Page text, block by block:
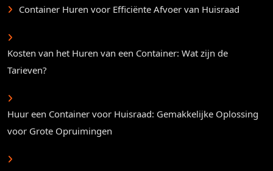
Container Huren voor Efficiënte Afvoer van Huisraad
Kosten van het Huren van een Container: Wat zijn de
Tarieven?
Huur een Container voor Huisraad: Gemakkelijke Oplossing
voor Grote Opruimingen